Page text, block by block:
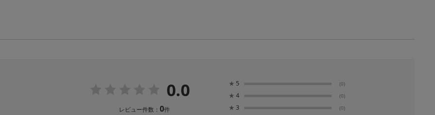
0.0
レビュー件数： 0件
★ 5 (0)
★ 4 (0)
★ 3 (0)